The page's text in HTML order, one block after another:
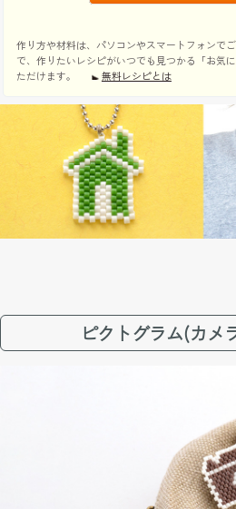
作り方や材料は、パソコンやスマートフォンで
で、作りたいレシピがいつでも見つかる「お気
ただけます。
無料レシピとは
ピクトグラム(カメ